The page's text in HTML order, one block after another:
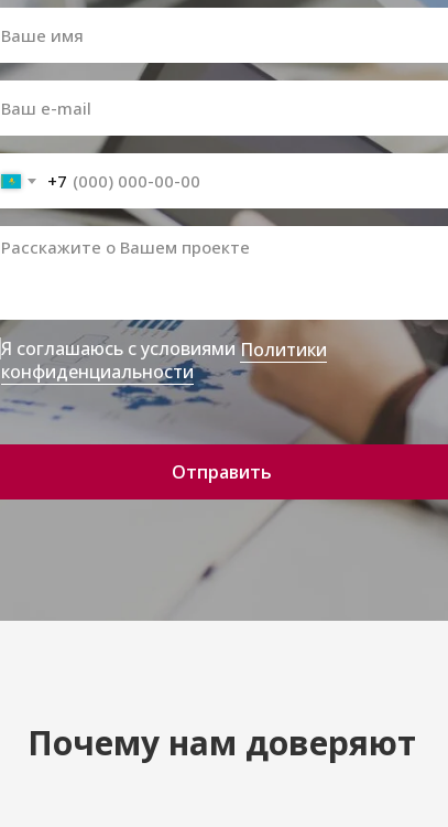
+7
Я соглашаюсь с условиямиПолитики
конфиденциальности
Отправить
Почему нам доверяют